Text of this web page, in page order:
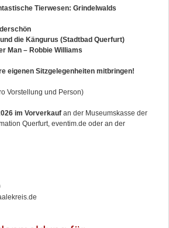
Tierwesen: Grindelwalds
die Kängurus (Stadtbad Querfurt)
Man – Robbie Williams
eigenen Sitzgelegenheiten mitbringen!
Vorstellung und Person)
im Vorverkauf an der Museumskasse der
Querfurt, eventim.de oder an der